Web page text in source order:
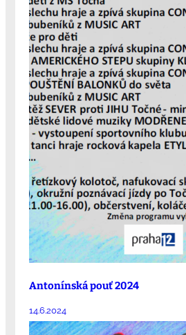
Antonínská pouť 2024
14.6.2024